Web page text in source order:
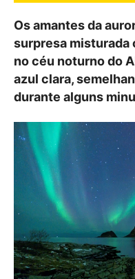
Os amantes da
surpresa misturada
no céu noturno do
azul clara,
durante alguns